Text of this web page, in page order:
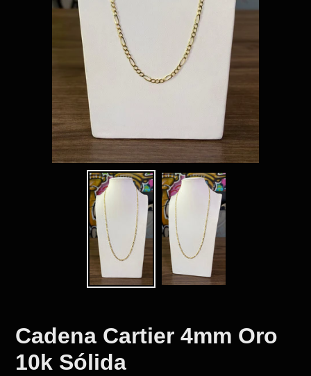
Cadena Cartier 4mm Oro
10k Sólida